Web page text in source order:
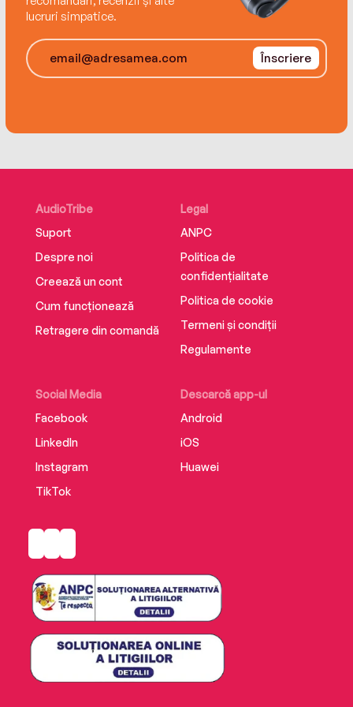
lucruri simpatice.
Înscriere
AudioTribe
Suport
Despre noi
Creează un cont
Cum funcționează
Retragere din comandă
Social Media
Facebook
LinkedIn
Instagram
TikTok
Descarcă app-ul
Android
iOS
Huawei
Legal
ANPC
Politica de
confidențialitate
Politica de cookie
Termeni și condiții
Regulamente